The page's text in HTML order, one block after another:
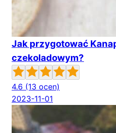
Jak przygotować
czekoladowym?
4.6 (13 ocen)
2023-11-01